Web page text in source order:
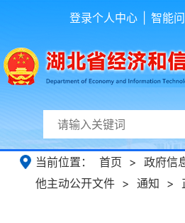
登录个人中心 智能
当前位置： 首页 > 政府信
他主动公开文件 > 通知 >